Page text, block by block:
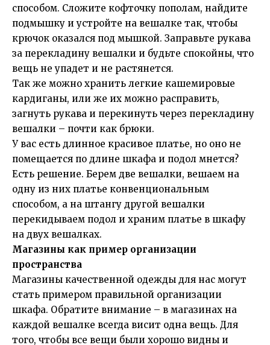
способом. Сложите кофточку пополам, найдите
подмышку и устройте на вешалке так, чтобы
крючок оказался под мышкой. Заправьте рукава
за перекладину вешалки и будьте спокойны, что
вещь не упадет и не растянется.
Так же можно хранить легкие кашемировые
кардиганы, или же их можно расправить,
загнуть рукава и перекинуть через перекладину
вешалки – почти как брюки.
У вас есть длинное красивое платье, но оно не
помещается по длине шкафа и подол мнется?
Есть решение. Берем две вешалки, вешаем на
одну из них платье конвенциональным
способом, а на штангу другой вешалки
перекидываем подол и храним платье в шкафу
на двух вешалках.
Магазины как пример организации
пространства
Магазины качественной одежды для нас могут
стать примером правильной организации
шкафа. Обратите внимание – в магазинах на
каждой вешалке всегда висит одна вещь. Для
того, чтобы все вещи были хорошо видны и